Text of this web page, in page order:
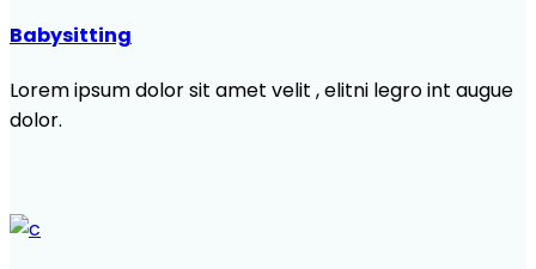
Babysitting
Lorem ipsum dolor sit amet velit , elitni legro int augue
dolor.